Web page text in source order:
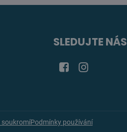
SLEDUJTE NÁS
FacebookInstagram
soukromíPodmínky používání